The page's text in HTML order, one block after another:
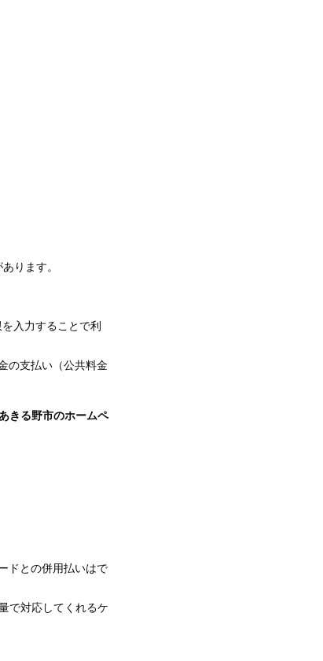
ります。
入力することで利
の支払い（公共料金
きる野市のホームペ
ドとの併用払いはで
で対応してくれるケ